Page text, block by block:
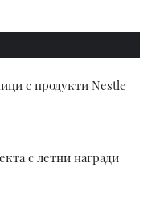
с продукти Nestle
с летни награди